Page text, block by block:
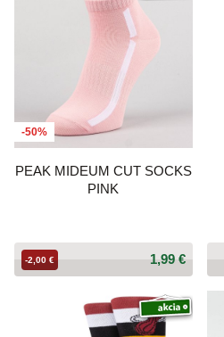
-50%
PEAK MIDEUM CUT SOCKS
PINK
1,99 €
-2,00 €